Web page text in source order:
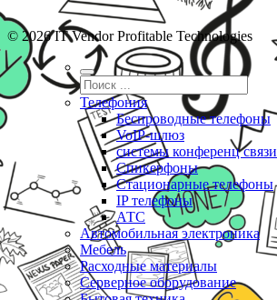
© 2026 IT Vendor Profitable Technologies
Телефония
Беспроводные телефоны
VoIP-шлюз
системы конференц связи
Спикерфоны
Стационарные телефоны
IP телефоны
АТС
Автомобильная электроника
Мебель
Расходные материалы
Серверное оборудование